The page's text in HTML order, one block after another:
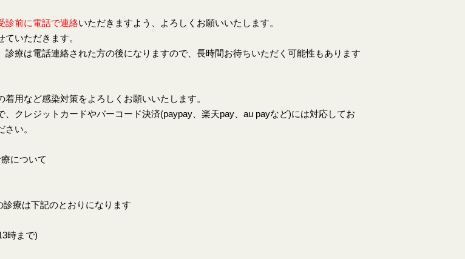
診前に電話で連絡いただきますよう、よろしくお願いいたします。
いただきます。
診療は電話連絡された方の後になりますので、長時間お待ちいただく可能性もあります
着用など感染対策をよろしくお願いいたします。
、クレジットカードやバーコード決済(paypay、楽天pay、au payなど)には対応してお
い。
について
療は下記のとおりになります
時まで)